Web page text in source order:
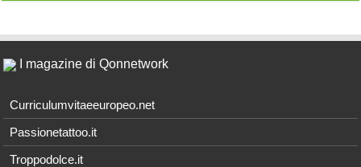
I magazine di Qonnetwork
Curriculumvitaeeuropeo.net
Passionetattoo.it
Troppodolce.it